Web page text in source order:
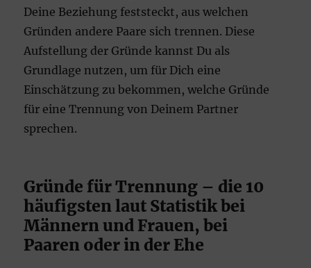
Deine Beziehung feststeckt, aus welchen
Gründen andere Paare sich trennen. Diese
Aufstellung der Gründe kannst Du als
Grundlage nutzen, um für Dich eine
Einschätzung zu bekommen, welche Gründe
für eine Trennung von Deinem Partner
sprechen.
Gründe für Trennung – die 10
häufigsten laut Statistik bei
Männern und Frauen, bei
Paaren oder in der Ehe